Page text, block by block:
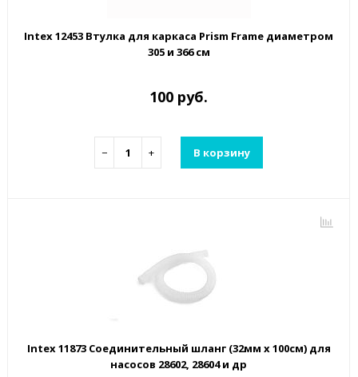
Intex 12453 Втулка для каркаса Prism Frame диаметром
305 и 366 см
100 руб.
− + В корзину
Intex 11873 Соединительный шланг (32мм х 100см) для
насосов 28602, 28604 и др